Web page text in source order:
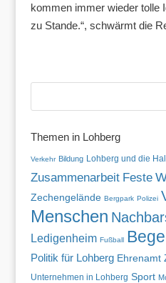
kommen immer wieder tolle
zu Stande.“, schwärmt die
Themen in Lohberg
Verkehr Bildung Lohberg und die
Zusammenarbeit Feste
Zechengelände Bergpark Polizei
Menschen
Ledigenheim Fußball
Politik für Lohberg Ehrenamt
Unternehmen in Lohberg Sport